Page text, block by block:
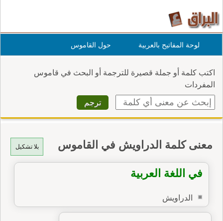
لوحة المفاتيح بالعربية حول القاموس
اكتب كلمة أو جملة قصيرة للترجمة أو البحث في قاموس
المفردات
بلا تشكيل معنى كلمة الدراويش في القاموس
في اللغة العربية
الدراويش